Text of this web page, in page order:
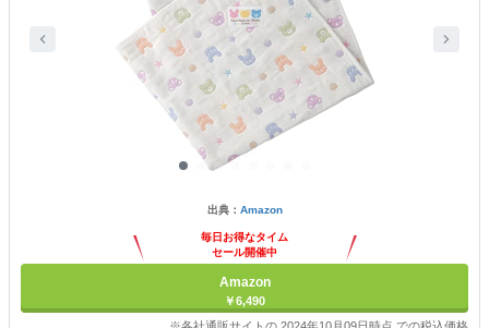
出典： Amazon
毎日お得なタイム
セール開催中
Amazon
￥6,490